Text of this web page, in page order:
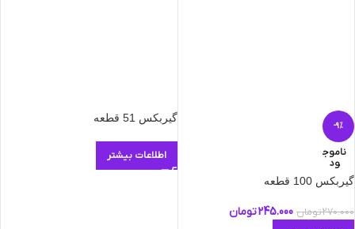
-9%
ناموج
ود
گیربکس 100 قطعه
270.000تومان 245.000تومان
گیربکس 51 قطعه
اطلاعات بیشتر